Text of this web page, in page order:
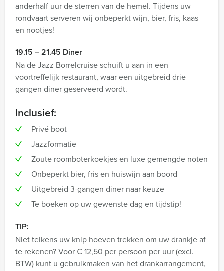
anderhalf uur de sterren van de hemel. Tijdens uw
rondvaart serveren wij onbeperkt wijn, bier, fris, kaas
en nootjes!
19.15 – 21.45 Diner
Na de Jazz Borrelcruise schuift u aan in een
voortreffelijk restaurant, waar een uitgebreid drie
gangen diner geserveerd wordt.
Inclusief:
Privé boot
Jazzformatie
Zoute roomboterkoekjes en luxe gemengde noten
Onbeperkt bier, fris en huiswijn aan boord
Uitgebreid 3-gangen diner naar keuze
Te boeken op uw gewenste dag en tijdstip!
TIP:
Niet telkens uw knip hoeven trekken om uw drankje af
te rekenen? Voor € 12,50 per persoon per uur (excl.
BTW) kunt u gebruikmaken van het drankarrangement,